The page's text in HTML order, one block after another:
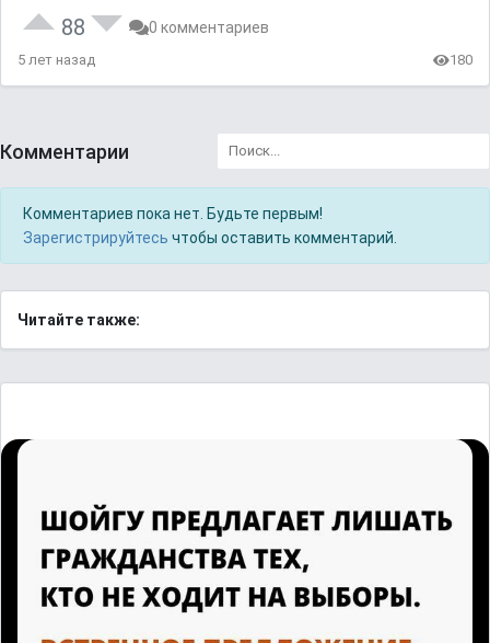
88 0 комментариев
5 лет назад 180
Комментарии
Комментариев пока нет. Будьте первым!
Зарегистрируйтесь чтобы оставить комментарий.
Читайте также: